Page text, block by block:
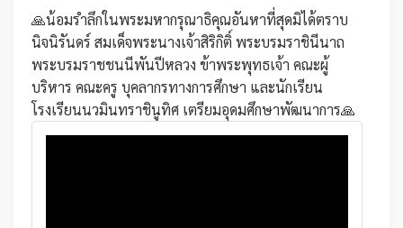
🙏น้อมรำลึกในพระมหากรุณาธิคุณอันหาที่สุดมิได้ตราบ
นิจนิรันดร์ สมเด็จพระนางเจ้าสิริกิติ์ พระบรมราชินีนาถ
พระบรมราชชนนีพันปีหลวง ข้าพระพุทธเจ้า คณะผู้
บริหาร คณะครู บุคลากรทางการศึกษา และนักเรียน
โรงเรียนนวมินทราชินูทิศ เตรียมอุดมศึกษาพัฒนาการ🙏